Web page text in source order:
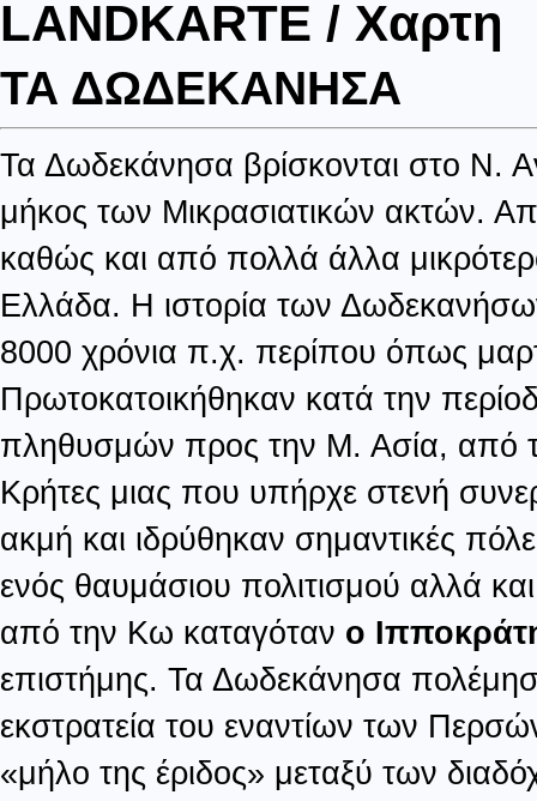
LANDKARTE / Χαρτη
ΤΑ ΔΩΔΕΚΑΝΗΣΑ
Τα Δωδεκάνησα βρίσκονται στο Ν.
μήκος των Μικρασιατικών ακτών.
καθώς και από πολλά άλλα
Ελλάδα. Η ιστορία των
8000 χρόνια π.χ. περίπου όπως
Πρωτοκατοικήθηκαν κατά την
πληθυσμών προς την Μ. Ασία, από
Κρήτες μιας που υπήρχε στενή
ακμή και ιδρύθηκαν σημαντικές
ενός θαυμάσιου πολιτισμού αλλά
από την Κω καταγόταν ο
επιστήμης. Τα Δωδεκάνησα
εκστρατεία του εναντίων των
«μήλο της έριδος» μεταξύ των